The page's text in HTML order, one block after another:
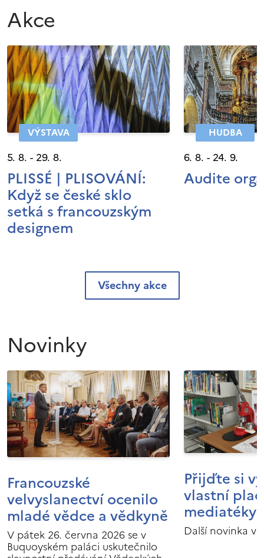
Akce
VÝSTAVA
5. 8. - 29. 8.
PLISSÉ | PLISOVÁNÍ:
Když se české sklo
setká s francouzským
designem
HUDBA
6. 8. - 24. 9.
Audite
Všechny akce
Novinky
Francouzské
velvyslanectví ocenilo
mladé vědce a vědkyně
V pátek 26. června 2026 se v
Buquoyském paláci uskutečnilo
Přijďte si
vlastní
mediatéky
Další novinka v